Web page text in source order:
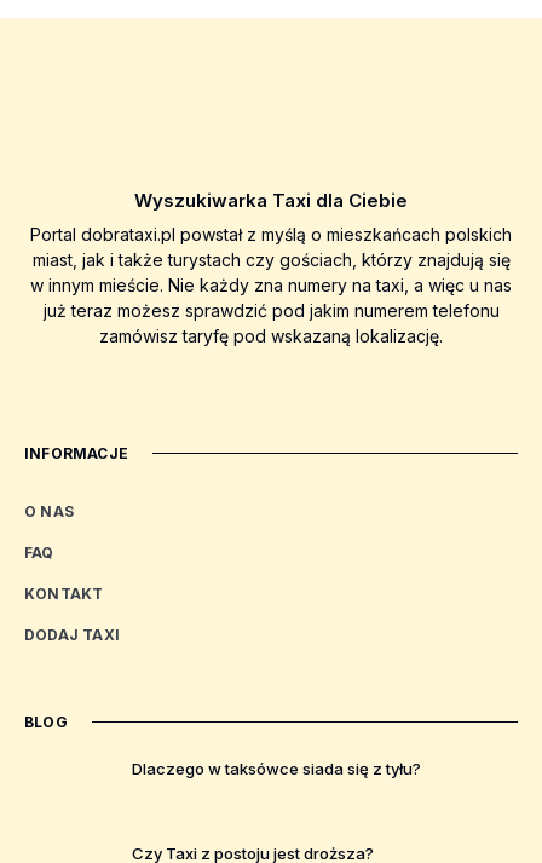
Wyszukiwarka Taxi dla Ciebie
Portal dobrataxi.pl powstał z myślą o mieszkańcach polskich
miast, jak i także turystach czy gościach, którzy znajdują się
w innym mieście. Nie każdy zna numery na taxi, a więc u nas
już teraz możesz sprawdzić pod jakim numerem telefonu
zamówisz taryfę pod wskazaną lokalizację.
INFORMACJE
O NAS
FAQ
KONTAKT
DODAJ TAXI
BLOG
Dlaczego w taksówce siada się z tyłu?
Czy Taxi z postoju jest droższa?